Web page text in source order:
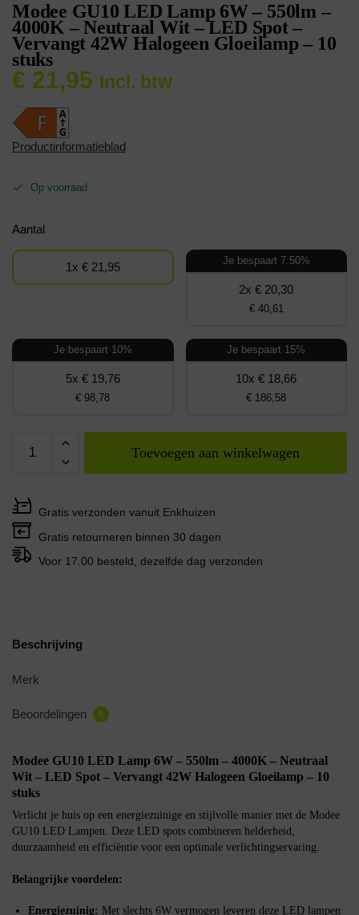
Modee GU10 LED Lamp 6W – 550lm –
4000K – Neutraal Wit – LED Spot –
Vervangt 42W Halogeen Gloeilamp – 10
stuks
€ 21,95 Incl. btw
Productinformatieblad
Op voorraad
Aantal
1x € 21,95 Je bespaart 7.50%
2x € 20,30
€ 40,61
Je bespaart 10%
5x € 19,76
€ 98,78
Je bespaart 15%
10x € 18,66
€ 186,58
Toevoegen aan winkelwagen
Gratis verzonden vanuit Enkhuizen
Gratis retourneren binnen 30 dagen
Voor 17.00 besteld, dezelfde dag verzonden
Beschrijving
Merk
Beoordelingen 0
Modee GU10 LED Lamp 6W – 550lm – 4000K – Neutraal
Wit – LED Spot – Vervangt 42W Halogeen Gloeilamp – 10
stuks
Verlicht je huis op een energiezuinige en stijlvolle manier met de Modee
GU10 LED Lampen. Deze LED spots combineren helderheid,
duurzaamheid en efficiëntie voor een optimale verlichtingservaring.
Belangrijke voordelen:
Energiezuinig: Met slechts 6W vermogen leveren deze LED lampen